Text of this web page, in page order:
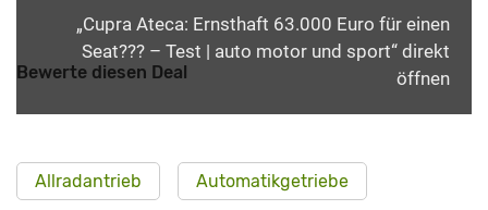
„Cupra Ateca: Ernsthaft 63.000 Euro für einen
Seat??? – Test | auto motor und sport“ direkt
öffnen
Bewerte diesen Deal
Allradantrieb Automatikgetriebe